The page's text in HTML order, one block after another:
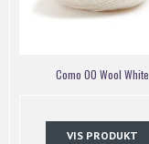
Como 00 Wool White
VIS PRODUKT